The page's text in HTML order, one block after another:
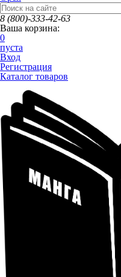
8 (800)-333-42-63
Ваша корзина:
0
пуста
Вход
Регистрация
Каталог товаров